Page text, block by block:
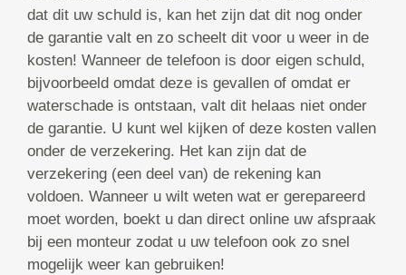
dat dit uw schuld is, kan het zijn dat dit nog onder
de garantie valt en zo scheelt dit voor u weer in de
kosten! Wanneer de telefoon is door eigen schuld,
bijvoorbeeld omdat deze is gevallen of omdat er
waterschade is ontstaan, valt dit helaas niet onder
de garantie. U kunt wel kijken of deze kosten vallen
onder de verzekering. Het kan zijn dat de
verzekering (een deel van) de rekening kan
voldoen. Wanneer u wilt weten wat er gerepareerd
moet worden, boekt u dan direct online uw afspraak
bij een monteur zodat u uw telefoon ook zo snel
mogelijk weer kan gebruiken!